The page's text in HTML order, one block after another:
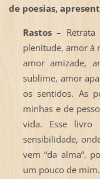
de poesias,
Rastos –
plenitude, amor à
amor amizade,
sublime, amor
os sentidos. As
minhas e de
vida. Esse livro
sensibilidade,
vem “da alma”,
um pouco de mim.